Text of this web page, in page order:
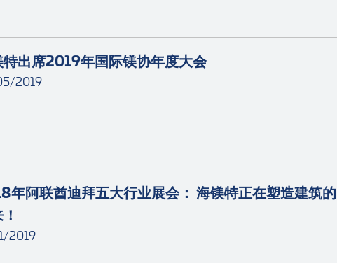
出席2019年国际镁协年度大会
2019
年阿联酋迪拜五大行业展会： 海镁特正在塑造建筑的
2019